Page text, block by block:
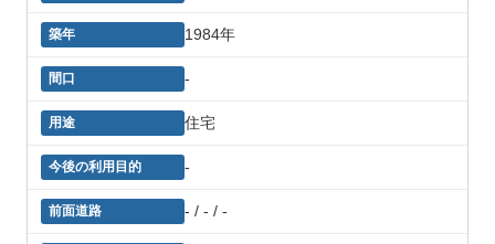
1984年
-
住宅
-
- / - / -